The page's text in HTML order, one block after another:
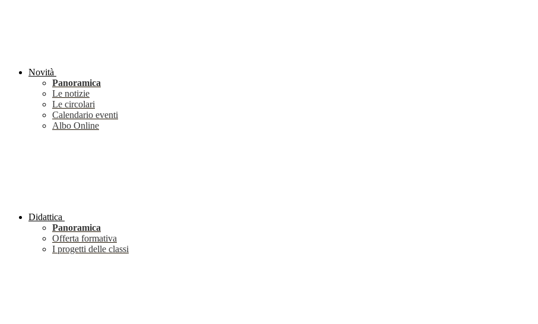
Novità
Panoramica
Le notizie
Le circolari
Calendario eventi
Albo Online
Didattica
Panoramica
Offerta formativa
I progetti delle classi